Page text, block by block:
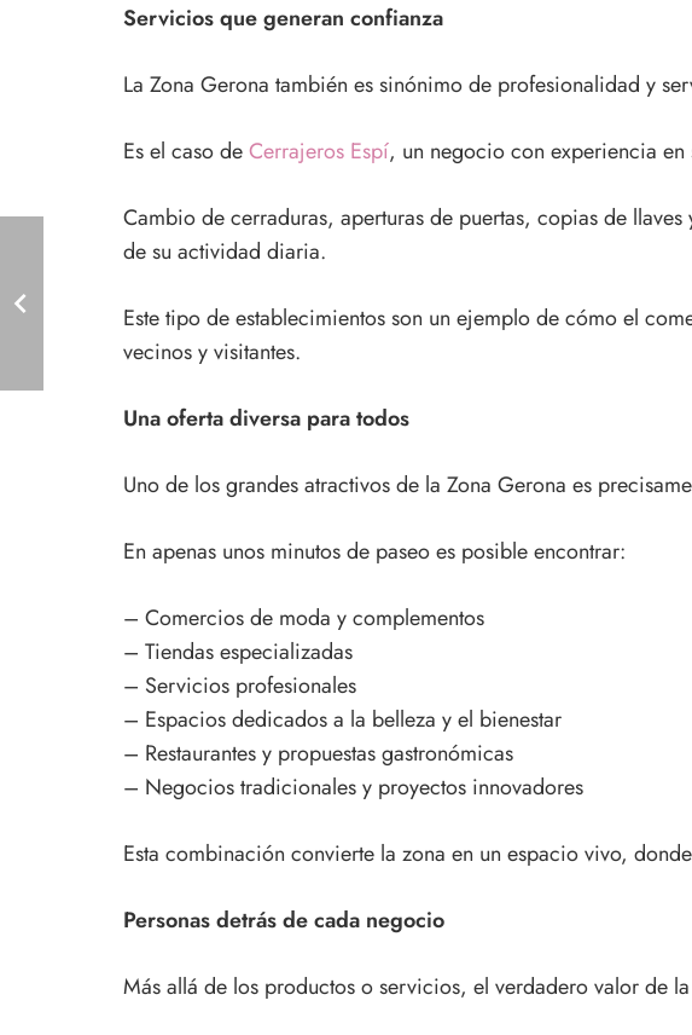
Servicios que generan confianza
La Zona Gerona también es sinónimo de profesionalidad y
Es el caso deCerrajeros Espí, un negocio con experiencia
Cambio de cerraduras, aperturas de puertas, copias de
de su actividad diaria.
Este tipo de establecimientos son un ejemplo de cómo el
vecinos y visitantes.
Una oferta diversa para todos
Uno de los grandes atractivos de la Zona Gerona es
En apenas unos minutos de paseo es posible encontrar:
– Comercios de moda y complementos
– Tiendas especializadas
– Servicios profesionales
– Espacios dedicados a la belleza y el bienestar
– Restaurantes y propuestas gastronómicas
– Negocios tradicionales y proyectos innovadores
Esta combinación convierte la zona en un espacio vivo,
Personas detrás de cada negocio
Más allá de los productos o servicios, el verdadero valor de